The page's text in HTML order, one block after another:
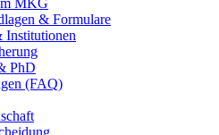
MKG
& Formulare
Institutionen
PhD
(FAQ)